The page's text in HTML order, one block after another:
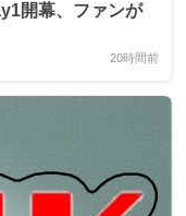
開幕、ファンが
20時間前